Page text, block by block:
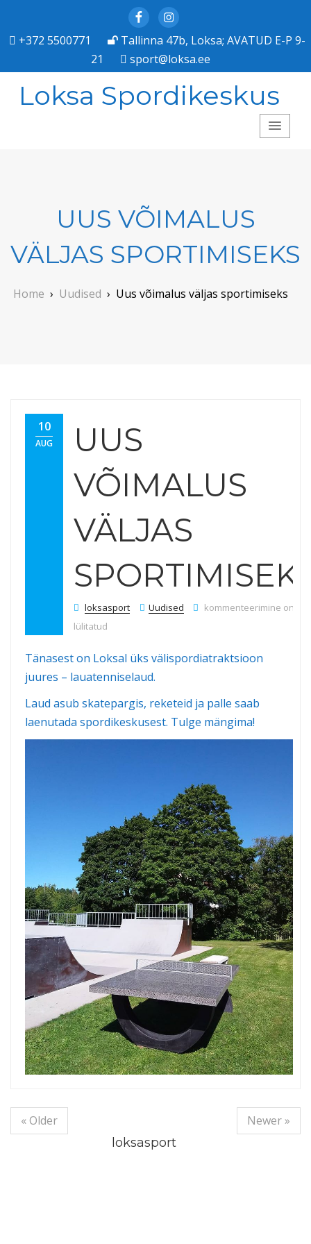
FacebookInstagram
+372 5500771
Tallinna 47b, Loksa; AVATUD E-P 9-
21
sport@loksa.ee
Loksa Spordikeskus
UUS VÕIMALUS
VÄLJAS SPORTIMISEKS
Home › Uudised › Uus võimalus väljas sportimiseks
10
AUG
UUS
VÕIMALUS
VÄLJAS
loksasport Uudised Uus võimalus väljas
kommenteerimine on
lülitatud
Tänasest on Loksal üks välispordiatraktsioon
juures – lauatenniselaud.
Laud asub skatepargis, reketeid ja palle saab
laenutada spordikeskusest. Tulge mängima!
« Older
Newer »
loksasport